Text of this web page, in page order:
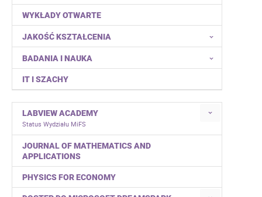
WYKŁADY OTWARTE
JAKOŚĆ KSZTAŁCENIA
BADANIA I NAUKA
IT I SZACHY
LABVIEW ACADEMY
Status Wydziału MiFS
JOURNAL OF MATHEMATICS AND
APPLICATIONS
PHYSICS FOR ECONOMY